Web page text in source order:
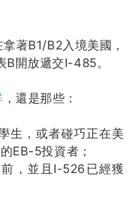
著B1/B2入境美國，
開放遞交I-485。
，還是那些：
生，或者碰巧正在美
EB-5投資者；
，並且I-526已經獲